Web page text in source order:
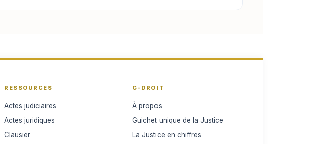
RESSOURCES
Actes judiciaires
Actes juridiques
Clausier
G-DROIT
À propos
Guichet unique de la Justice
La Justice en chiffres